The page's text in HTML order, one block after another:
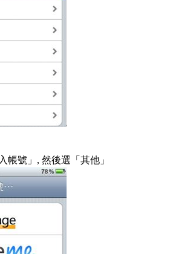
帳號」 , 然後選「其他」